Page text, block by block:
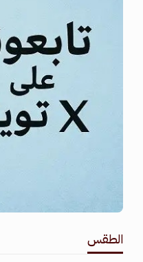
الطقس